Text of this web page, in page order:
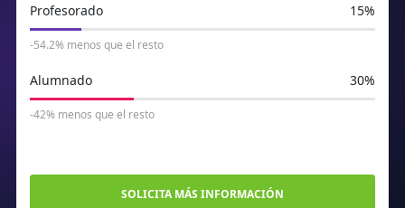
Profesorado 15%
-54.2% menos que el resto
Alumnado 30%
-42% menos que el resto
SOLICITA MÁS INFORMACIÓN